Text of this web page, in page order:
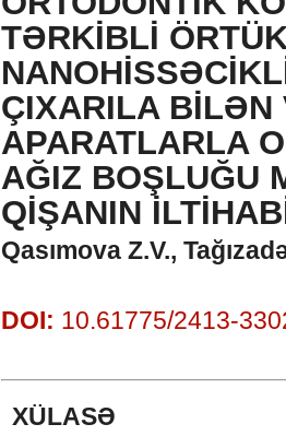
TƏRKİBLİ
ÇIXARILA
APARATLARLA
AĞIZ BOŞLUĞU
QİŞANIN
Qasımova Z.V.,
DOI: 10.61775/2413-
XÜLASƏ